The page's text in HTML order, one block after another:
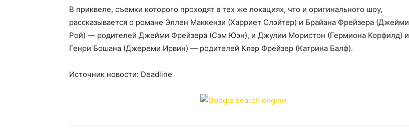
В приквеле, съемки которого проходят в тех же локациях, что и оригинального шоу,
рассказывается о романе Эллен Маккензи (Харриет Слэйтер) и Брайана Фрейзера (Джейми
Рой) — родителей Джейми Фрейзера (Сэм Юэн), и Джулии Мористон (Гермиона Корфилд) и
Генри Бошана (Джереми Ирвин) — родителей Клэр Фрейзер (Катрина Балф).
Источник новости: Deadline